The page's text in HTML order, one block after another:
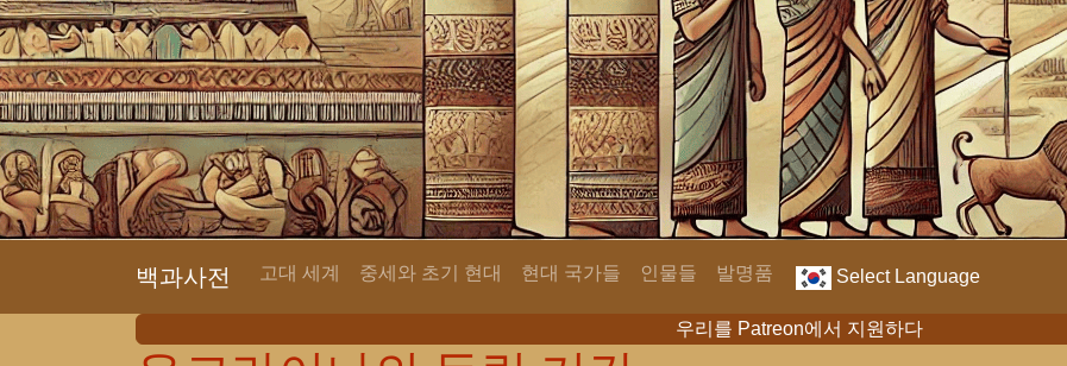
백과사전 고대 세계 중세와 초기 현대 현대 국가들 인물들 발명품 Select Language
우리를 Patreon에서 지원하다